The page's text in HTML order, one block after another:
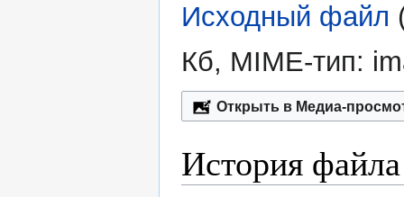
Исходный файл
Кб, MIME-тип:
Открыть в Медиа-
История файла